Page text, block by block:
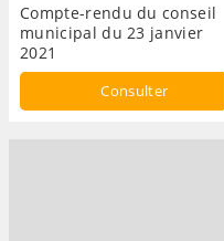
Compte-rendu du conseil
municipal du 23 janvier
2021
CONSEIL MUNICIPAL
Consulter